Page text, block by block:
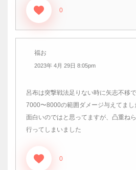
0
福お
2023年 4月 29日 8:05pm
呂布は突撃戦法足りない時に矢志不移
7000〜8000の範囲ダメージ与えてま
面白いのではと思ってますが、凸重ね
行ってしまいました
0